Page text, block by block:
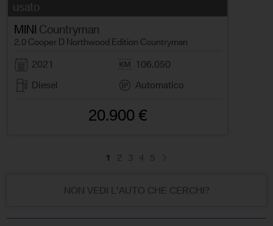
usato
MINI Countryman
2.0 Cooper D Northwood Edition Countryman
2021
106.050
Diesel
Automatico
20.900 €
1 2 3 4 5
NON VEDI L'AUTO CHE CERCHI?